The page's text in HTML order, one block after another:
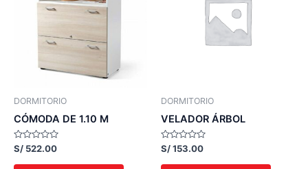
DORMITORIO
CÓMODA DE 1.10 M
Valorado
con
0
S/ 522.00
DORMITORIO
VELADOR ÁRBOL
Valorado
con
0
S/153.00